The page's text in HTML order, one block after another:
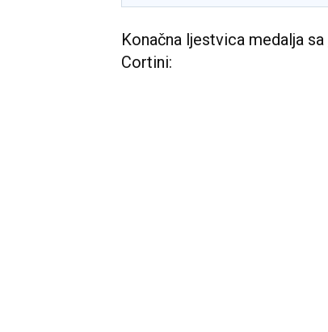
Konačna ljestvica medalja sa
Cortini: